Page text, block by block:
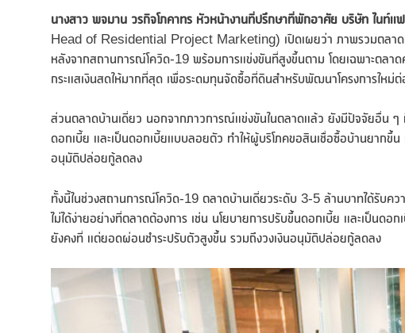
นางสาว พจมาน วรกิจโภคาทร หัวหน้างานที่ปรึกษาที่พักอาศัย บริษัท ไนท์แฟ
Head of Residential Project Marketing) เปิดเผยว่า ภาพรวมตลาดที่
หลังจากสถานการณ์โควิด-19 พร้อมการแข่งขันที่สูงขึ้นตาม โดยเฉพาะตลาด
กระแสเงินสดให้มากที่สุด เพื่อระดมทุนจัดซื้อที่ดินสำหรับพัฒนาโครงการใหม่ต่
ส่วนตลาดบ้านเดี่ยว นอกจากภาวการณ์แข่งขันในตลาดแล้ว ยังมีปัจจัยอื่น ๆ
ดอกเบี้ย และเป็นดอกเบี้ยแบบลอยตัว ทำให้ผู้บริโภคขอสินเชื่อซื้อบ้านยากขึ้
อนุมัติปล่อยกู้ลดลง
ทั้งนี้ในช่วงสถานการณ์โควิด-19 ตลาดบ้านเดี่ยวระดับ 3-5 ล้านบาทได้รับค
ไม่ได้ง่ายอย่างที่ตลาดต้องการ เช่น นโยบายการปรับขึ้นดอกเบี้ย และเป็นด
ยังคงที่ แต่ยอดผ่อนชำระปรับตัวสูงขึ้น รวมถึงวงเงินอนุมัติปล่อยกู้ลดลง